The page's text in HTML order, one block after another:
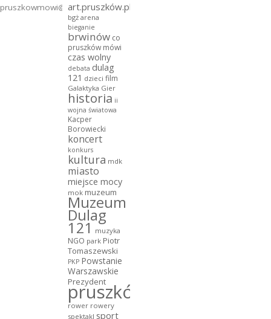
pruszkowmowi@gmail.com
art.pruszków.pl
bgż arena
bieganie
brwinów co
pruszków mówi
czas wolny
debata dulag
121 dzieci film
Galaktyka Gier
historia ii
wojna światowa
Kacper
Borowiecki
koncert
konkurs
kultura mdk
miasto
miejsce mocy
mok muzeum
Muzeum
Dulag
121 muzyka
NGO park Piotr
Tomaszewski
PKP Powstanie
Warszawskie
Prezydent
pruszków
rower rowery
spektakl sport